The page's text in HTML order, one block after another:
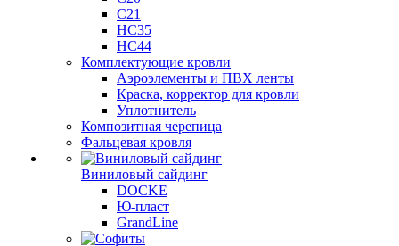
C21
НС35
НС44
Комплектующие кровли
Аэроэлементы и ПВХ ленты
Краска, корректор для кровли
Уплотнитель
Композитная черепица
Фальцевая кровля
Виниловый сайдинг
DOCKE
Ю-пласт
GrandLine